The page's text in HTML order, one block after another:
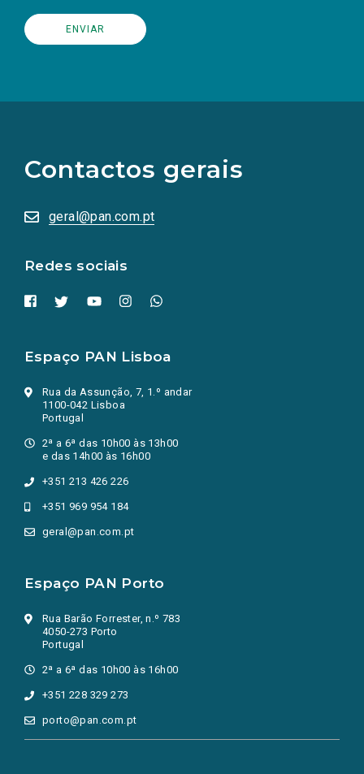
Contactos gerais
geral@pan.com.pt
Redes sociais
redes
sociais
numa
nova
Espaço PAN Lisboa
Rua da Assunção, 7, 1.º andar
1100-042 Lisboa
Portugal
2ª a 6ª das 10h00 às 13h00
e das 14h00 às 16h00
+351 213 426 226
+351 969 954 184
geral@pan.com.pt
Espaço PAN Porto
Rua Barão Forrester, n.º 783
4050-273 Porto
Portugal
2ª a 6ª das 10h00 às 16h00
+351 228 329 273
porto@pan.com.pt